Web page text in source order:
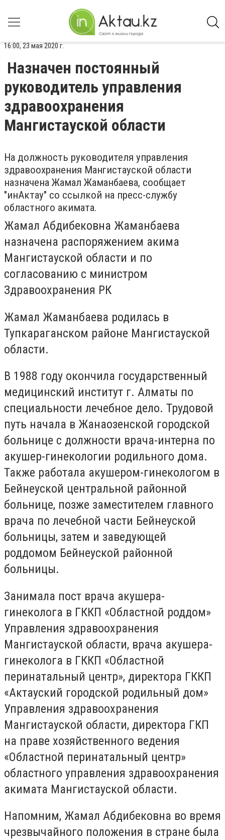
16:00, 23 мая 2020 г.
Назначен постоянный
руководитель управления
здравоохранения
Мангистауской области
На должность руководителя управления
здравоохранения Мангистауской области
назначена Жамал Жаманбаева, сообщает
"инАктау" со ссылкой на пресс-службу
областного акимата.
Жамал Абдибековна Жаманбаева
назначена распоряжением акима
Мангистауской области и по
согласованию с министром
Здравоохранения РК
Жамал Жаманбаева родилась в
Тупкараганском районе Мангистауской
области.
В 1988 году окончила государственный
медицинский институт г. Алматы по
специальности лечебное дело. Трудовой
путь начала в Жанаозенской городской
больнице с должности врача-интерна по
акушер-гинекологии родильного дома.
Также работала акушером-гинекологом в
Бейнеуской центральной районной
больнице, позже заместителем главного
врача по лечебной части Бейнеуской
больницы, затем и заведующей
роддомом Бейнеуской районной
больницы.
Занимала пост врача акушера-
гинеколога в ГККП «Областной роддом»
Управления здравоохранения
Мангистауской области, врача акушера-
гинеколога в ГККП «Областной
перинатальный центр», директора ГККП
«Актауский городской родильный дом»
Управления здравоохранения
Мангистауской области, директора ГКП
на праве хозяйственного ведения
«Областной перинатальный центр»
областного управления здравоохранения
акимата Мангистауской области.
Напомним, Жамал Абдибековна во время
чрезвычайного положения в стране была